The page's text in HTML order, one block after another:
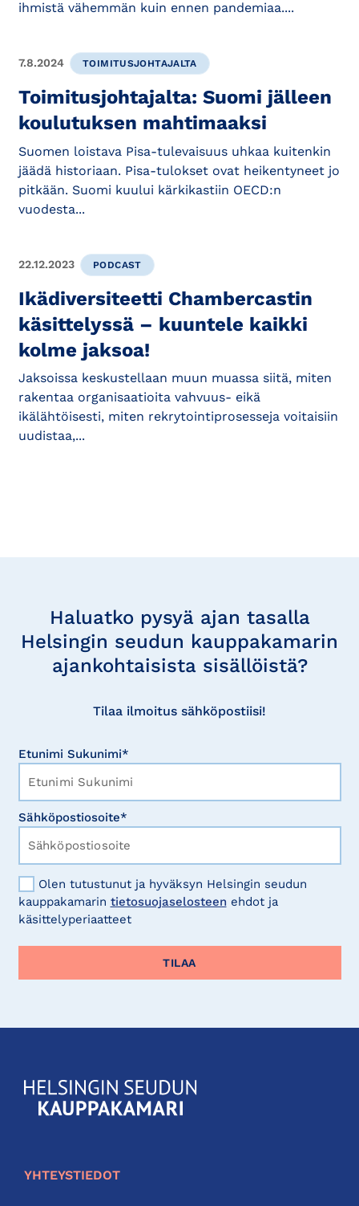
ihmistä vähemmän kuin ennen pandemiaa....
7.8.2024 TOIMITUSJOHTAJALTA
Toimitusjohtajalta: Suomi jälleen
koulutuksen mahtimaaksi
Suomen loistava Pisa-tulevaisuus uhkaa kuitenkin
jäädä historiaan. Pisa-tulokset ovat heikentyneet jo
pitkään. Suomi kuului kärkikastiin OECD:n
vuodesta...
22.12.2023 PODCAST
Ikädiversiteetti Chambercastin
käsittelyssä – kuuntele kaikki
kolme jaksoa!
Jaksoissa keskustellaan muun muassa siitä, miten
rakentaa organisaatioita vahvuus- eikä
ikälähtöisesti, miten rekrytointiprosesseja voitaisiin
uudistaa,...
Haluatko pysyä ajan tasalla
Helsingin seudun kauppakamarin
ajankohtaisista sisällöistä?
Tilaa ilmoitus sähköpostiisi!
Etunimi Sukunimi*
Sähköpostiosoite*
Olen tutustunut ja hyväksyn Helsingin seudun
kauppakamarin tietosuojaselosteen ehdot ja
käsittelyperiaatteet
KauppakamariHelsingin
seudun
YHTEYSTIEDOT